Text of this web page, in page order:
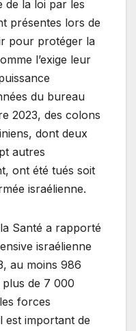
de la loi par les
présentes lors de
pour protéger la
l’exige leur
du bureau
2023, des colons
dont deux
autres
ont été tués soit
israélienne.
Santé a rapporté
israélienne
au moins 986
plus de 7 000
forces
est important de